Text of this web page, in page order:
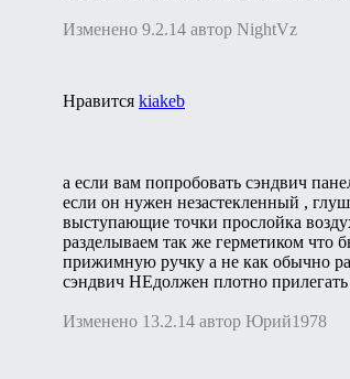
Изменено 9.2.14 автор NightVz
Нравится kiakeb
а если вам попробовать сэндвич
если он нужен незастекленный ,
выступающие точки прослойка
разделываем так же герметиком что
прижимную ручку а не как обычно
сэндвич НЕдолжен плотно
Изменено 13.2.14 автор Юрий1978